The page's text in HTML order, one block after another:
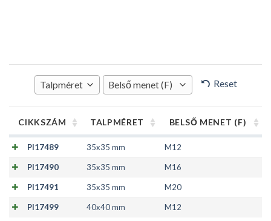
Talpméret Belső menet (F) Reset
CIKKSZÁM TALPMÉRET BELSŐ MENET (F)
PI17489 35x35 mm M12
PI17490 35x35 mm M16
PI17491 35x35 mm M20
PI17499 40x40 mm M12